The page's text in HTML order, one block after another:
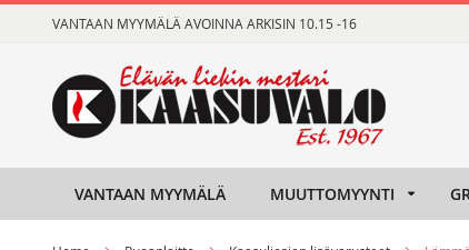
to
VANTAAN MYYMÄLÄ AVOINNA ARKISIN 10.15 -16
VANTAAN MYYMÄLÄ MUUTTOMYYNTI